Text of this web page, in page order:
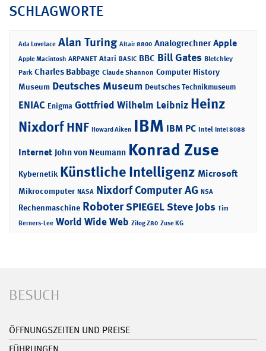
SCHLAGWORTE
Ada Lovelace Alan Turing Altair 8800 Analogrechner Apple
Apple Macintosh ARPANET Atari BASIC BBC Bill Gates Bletchley
Park Charles Babbage Claude Shannon Computer History
Museum Deutsches Museum Deutsches Technikmuseum
ENIAC Enigma Gottfried Wilhelm Leibniz Heinz
NixdorfHNF Howard Aiken IBM IBM PC Intel Intel 8088
Internet John von Neumann Konrad Zuse
Kybernetik Künstliche Intelligenz Microsoft
Mikrocomputer NASA Nixdorf Computer AG NSA
Rechenmaschine RoboterSPIEGELSteve Jobs Tim
Berners-Lee World Wide Web Zilog Z80 Zuse KG
BESUCH
ÖFFNUNGSZEITEN UND PREISE